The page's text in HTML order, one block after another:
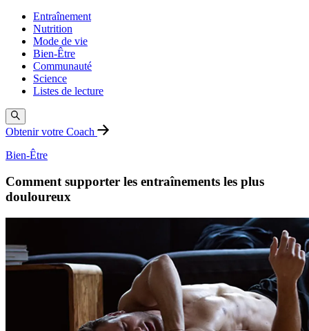
Entraînement
Nutrition
Mode de vie
Bien-Être
Communauté
Science
Listes de lecture
Obtenir votre Coach
Bien-Être
Comment supporter les entraînements les plus
douloureux